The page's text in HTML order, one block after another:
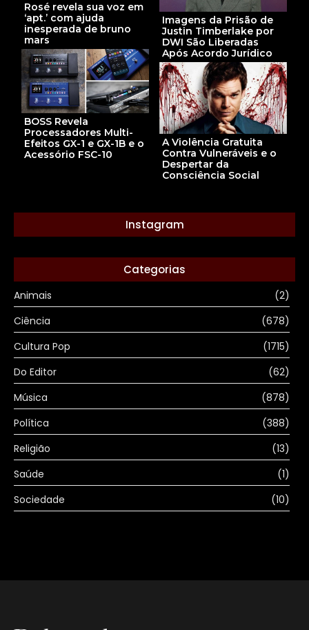
Rosé revela sua voz em
‘apt.’ com ajuda
inesperada de bruno
mars
Imagens da Prisão de
Justin Timberlake por
DWI São Liberadas
Após Acordo Jurídico
BOSS Revela
Processadores Multi-
Efeitos GX-1 e GX-1B e o
Acessório FSC-10
A Violência Gratuita
Contra Vulneráveis e o
Despertar da
Consciência Social
Instagram
Categorias
Animais
(2)
Ciência
(678)
Cultura Pop
(1715)
Do Editor
(62)
Música
(878)
Política
(388)
Religião
(13)
Saúde
(1)
Sociedade
(10)